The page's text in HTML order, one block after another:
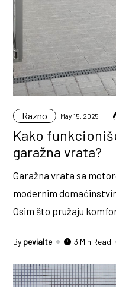
Razno May 15, 2025
Kako
garažna vrata?
Garažna vrata sa
modernim
Osim što pružaju
By pevialte 3 Min Read